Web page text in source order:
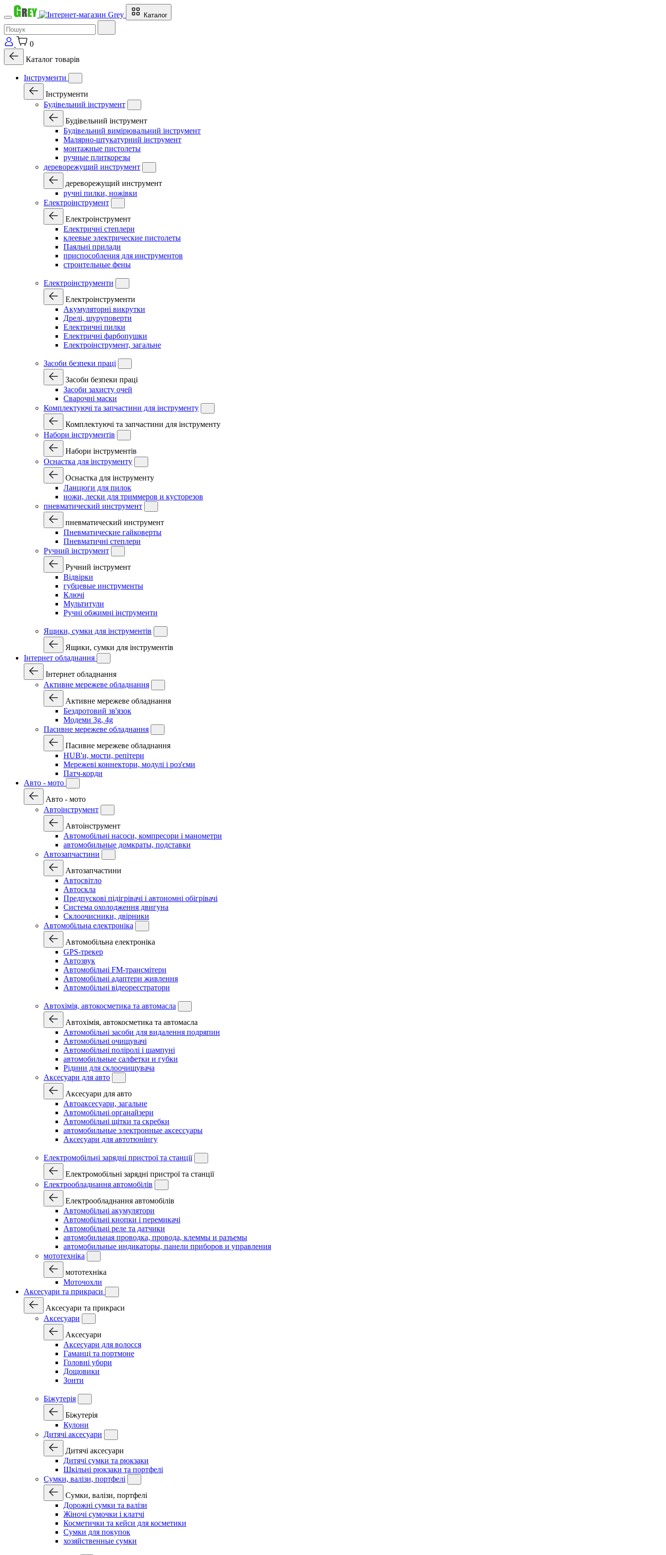
Каталог
0
Каталог товарів
Інструменти
Інструменти
Будівельний інструмент
Будівельний інструмент
Будівельний вимірювальний інструмент
Малярно-штукатурний інструмент
монтажные пистолеты
ручные плиткорезы
дереворежущий инструмент
дереворежущий инструмент
ручні пилки, ножівки
Електроінструмент
Електроінструмент
Електричні степлери
клеевые электрические пистолеты
Паяльні прилади
приспособления для инструментов
строительные фены
Електроінструменти
Електроінструменти
Акумуляторні викрутки
Дрелі, шуруповерти
Електричні пилки
Електричні фарбопушки
Електроінструмент, загальне
Засоби безпеки праці
Засоби безпеки праці
Засоби захисту очей
Сварочні маски
Комплектуючі та запчастини для інструменту
Комплектуючі та запчастини для інструменту
Набори інструментів
Набори інструментів
Оснастка для інструменту
Оснастка для інструменту
Ланцюги для пилок
ножи, лески для триммеров и кусторезов
пневматический инструмент
пневматический инструмент
Пневматические гайковерты
Пневматичні степлери
Ручний інструмент
Ручний інструмент
Відвірки
губцевые инструменты
Ключі
Мультитули
Ручні обжимні інструменти
Ящики, сумки для інструментів
Ящики, сумки для інструментів
Інтернет обладнання
Інтернет обладнання
Активне мережеве обладнання
Активне мережеве обладнання
Бездротовий зв'язок
Модеми 3g, 4g
Пасивне мережеве обладнання
Пасивне мережеве обладнання
HUB'и, мости, репітери
Мережеві коннектори, модулі і роз'єми
Патч-корди
Авто - мото
Авто - мото
Автоінструмент
Автоінструмент
Автомобільні насоси, компресори і манометри
автомобильные домкраты, подставки
Автозапчастини
Автозапчастини
Автосвітло
Автоскла
Предпускові підігрівачі і автономні обігрівачі
Система охолодження двигуна
Склоочисники, двірники
Автомобільна електроніка
Автомобільна електроніка
GPS-трекер
Автозвук
Автомобільні FM-трансмітери
Автомобільні адаптери живлення
Автомобільні відеореєстратори
Автохімія, автокосметика та автомасла
Автохімія, автокосметика та автомасла
Автомобільні засоби для видалення подряпин
Автомобільні очищувачі
Автомобільні поліролі і шампуні
автомобильные салфетки и губки
Рідини для склоочищувача
Аксесуари для авто
Аксесуари для авто
Автоаксесуари, загальне
Автомобільні органайзери
Автомобільні щітки та скребки
автомобильные электронные аксессуары
Аксесуари для автотюнінгу
Електромобільні зарядні пристрої та станції
Електромобільні зарядні пристрої та станції
Електрообладнання автомобілів
Електрообладнання автомобілів
Автомобільні акумулятори
Автомобільні кнопки і перемикачі
Автомобільні реле та датчики
автомобильная проводка, провода, клеммы и разъемы
автомобильные индикаторы, панели приборов и управления
мототехніка
мототехніка
Моточохли
Аксесуари та прикраси
Аксесуари та прикраси
Аксесуари
Аксесуари
Аксесуари для волосся
Гаманці та портмоне
Головні убори
Дощовики
Зонти
Біжутерія
Біжутерія
Кулони
Дитячі аксесуари
Дитячі аксесуари
Дитячі сумки та рюкзаки
Шкільні рюкзаки та портфелі
Сумки, валізи, портфелі
Сумки, валізи, портфелі
Дорожні сумки та валізи
Жіночі сумочки і клатчі
Косметички та кейси для косметики
Сумки для покупок
хозяйственные сумки